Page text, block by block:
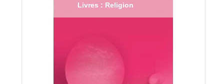
Livres : Religion